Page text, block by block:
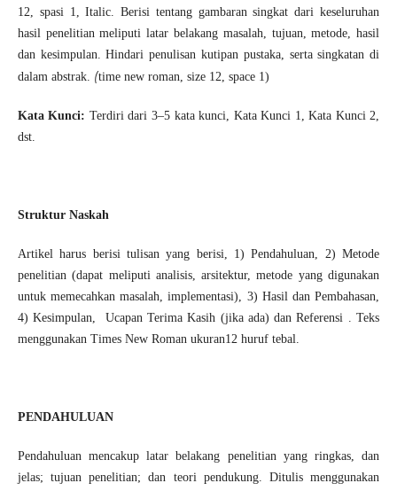
12, spasi 1, Italic. Berisi tentang gambaran singkat dari keseluruhan
hasil penelitian meliputi latar belakang masalah, tujuan, metode, hasil
dan kesimpulan. Hindari penulisan kutipan pustaka, serta singkatan di
dalam abstrak. (time new roman, size 12, space 1)
Kata Kunci: Terdiri dari 3–5 kata kunci, Kata Kunci 1, Kata Kunci 2,
dst.
Struktur Naskah
Artikel harus berisi tulisan yang berisi, 1) Pendahuluan, 2) Metode
penelitian (dapat meliputi analisis, arsitektur, metode yang digunakan
untuk memecahkan masalah, implementasi), 3) Hasil dan Pembahasan,
4) Kesimpulan, Ucapan Terima Kasih (jika ada) dan Referensi . Teks
menggunakan Times New Roman ukuran12 huruf tebal.
PENDAHULUAN
Pendahuluan mencakup latar belakang penelitian yang ringkas, dan
jelas; tujuan penelitian; dan teori pendukung. Ditulis menggunakan